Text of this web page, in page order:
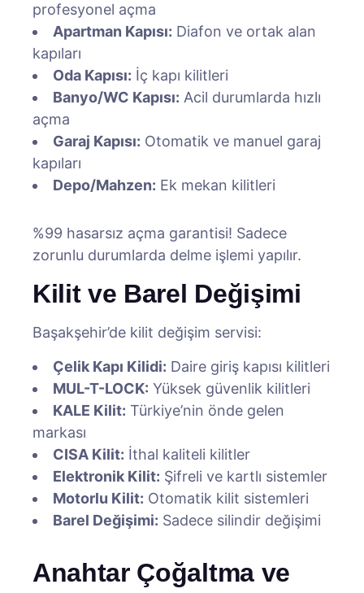
profesyonel açma
Apartman Kapısı: Diafon ve ortak alan
kapıları
Oda Kapısı: İç kapı kilitleri
Banyo/WC Kapısı: Acil durumlarda hızlı
açma
Garaj Kapısı: Otomatik ve manuel garaj
kapıları
Depo/Mahzen: Ek mekan kilitleri
%99 hasarsız açma garantisi! Sadece
zorunlu durumlarda delme işlemi yapılır.
Kilit ve Barel Değişimi
Başakşehir’de kilit değişim servisi:
Çelik Kapı Kilidi: Daire giriş kapısı kilitleri
MUL-T-LOCK: Yüksek güvenlik kilitleri
KALE Kilit: Türkiye’nin önde gelen
markası
CISA Kilit: İthal kaliteli kilitler
Elektronik Kilit: Şifreli ve kartlı sistemler
Motorlu Kilit: Otomatik kilit sistemleri
Barel Değişimi: Sadece silindir değişimi
Anahtar Çoğaltma ve